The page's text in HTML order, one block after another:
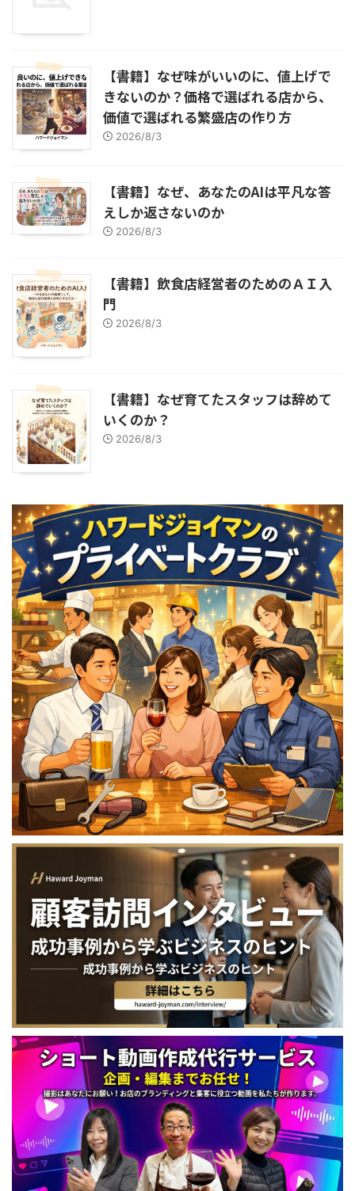
【書籍】なぜ味がいいのに、値上げで
きないのか？価格で選ばれる店から、
価値で選ばれる繁盛店の作り方
2026/8/3
【書籍】なぜ、あなたのAIは平凡な答
えしか返さないのか
2026/8/3
【書籍】飲食店経営者のためのＡＩ入
門
2026/8/3
【書籍】なぜ育てたスタッフは辞めて
いくのか？
2026/8/3